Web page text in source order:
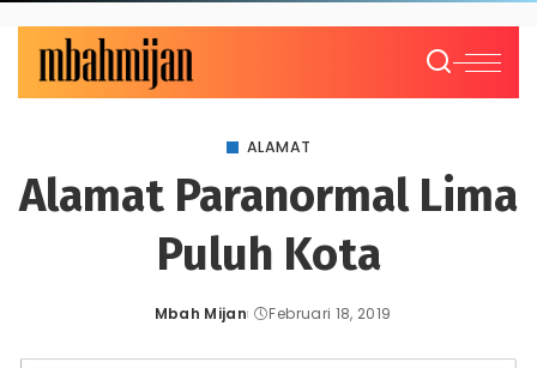
ALAMAT
Alamat Paranormal Lima
Puluh Kota
Posted
Mbah Mijan Februari 18, 2019